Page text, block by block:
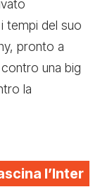
tempi del suo
pronto a
una big
la
l’Inter